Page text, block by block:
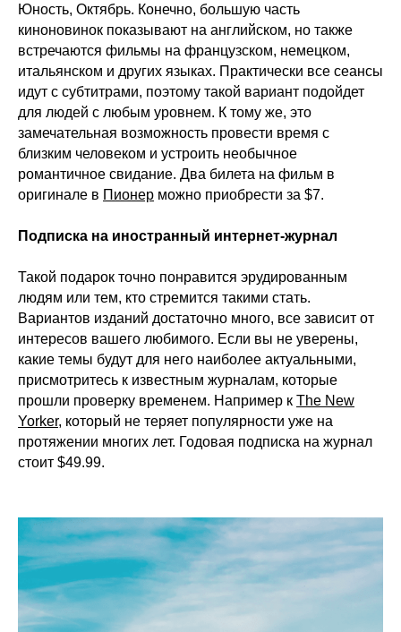
Юность, Октябрь. Конечно, большую часть
киноновинок показывают на английском, но также
встречаются фильмы на французском, немецком,
итальянском и других языках. Практически все сеансы
идут с субтитрами, поэтому такой вариант подойдет
для людей с любым уровнем. К тому же, это
замечательная возможность провести время с
близким человеком и устроить необычное
романтичное свидание. Два билета на фильм в
оригинале в Пионер можно приобрести за $7.
Подписка на иностранный интернет-журнал
Такой подарок точно понравится эрудированным
людям или тем, кто стремится такими стать.
Вариантов изданий достаточно много, все зависит от
интересов вашего любимого. Если вы не уверены,
какие темы будут для него наиболее актуальными,
присмотритесь к известным журналам, которые
прошли проверку временем. Например к The New
Yorker, который не теряет популярности уже на
протяжении многих лет. Годовая подписка на журнал
стоит $49.99.